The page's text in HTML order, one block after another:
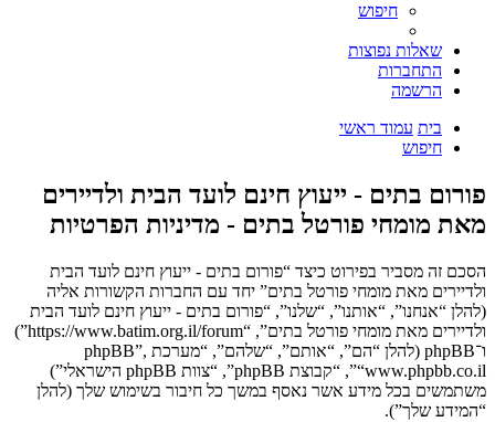
חיפוש
שאלות נפוצות
התחברות
הרשמה
בית עמוד ראשי
חיפוש
פורום בתים - ייעוץ חינם לועד הבית ולדיירים
מאת מומחי פורטל בתים - מדיניות הפרטיות
הסכם זה מסביר בפירוט כיצד “פורום בתים - ייעוץ חינם לועד הבית
ולדיירים מאת מומחי פורטל בתים” יחד עם החברות הקשורות אליה
(להלן “אנחנו”, “אותנו”, “שלנו”, “פורום בתים - ייעוץ חינם לועד הבית
ולדיירים מאת מומחי פורטל בתים”, “https://www.batim.org.il/forum”)
ו־phpBB (להלן “הם”, “אותם”, “שלהם”, “מערכת phpBB”,
“www.phpbb.co.il”, “קבוצת phpBB”, “צוות phpBB הישראלי”)
משתמשים בכל מידע אשר נאסף במשך כל חיבור בשימוש שלך (להלן
“המידע שלך”).